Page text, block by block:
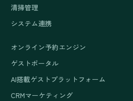
清掃管理
システム連携
オンライン予約エンジン
ゲストポータル
AI搭載ゲストプラットフォーム
CRMマーケティング